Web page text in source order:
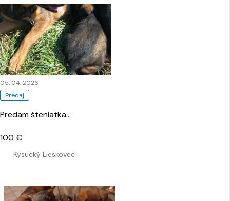
Predaj
05. 04. 2026
Predam šteniatka…
Kysucký Lieskovec
100 €